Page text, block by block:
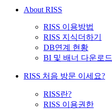
About RISS
RISS 이용방법
RISS 지식더하기
DB연계 현황
BI 및 배너 다운로드
RISS 처음 방문 이세요?
RISS란?
RISS 이용권한